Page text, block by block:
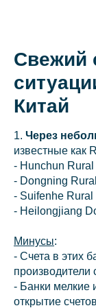
Свежий
Китай
1. Через
известные как
- Hunchun
- Dongning
- Suifenhe
- Heilongjiang
Минусы:
- Счета в этих
производители
- Банки мелкие
открытие